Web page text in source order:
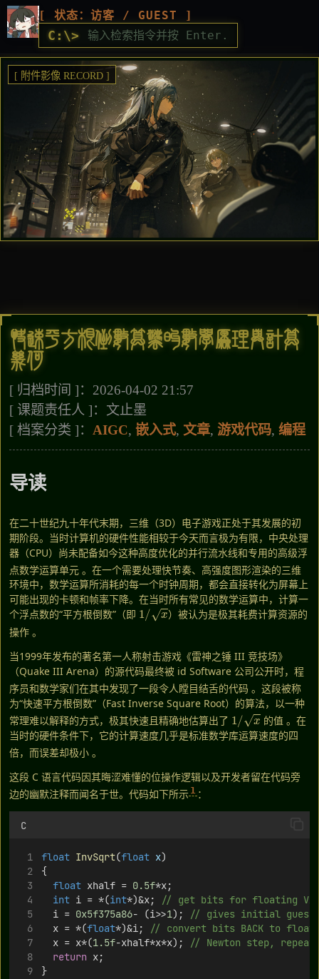
[ 状态：访客 / GUEST ]
C:\>
[ 附件影像 RECORD ]
快速平方根倒数算法的数学原理与计算
几何
[ 归档时间 ]：2026-04-02 21:57
[ 课题责任人 ]：文止墨
[ 档案分类 ]： AIGC, 嵌入式, 文章, 游戏代码, 编程
导读
在二十世纪九十年代末期，三维（3D）电子游戏正处于其发展的初
期阶段。当时计算机的硬件性能相较于今天而言极为有限，中央处理
器（CPU）尚未配备如今这种高度优化的并行流水线和专用的高级浮
点数学运算单元 。在一个需要处理快节奏、高强度图形渲染的三维
环境中，数学运算所消耗的每一个时钟周期，都会直接转化为屏幕上
可能出现的卡顿和帧率下降。在当时所有常见的数学运算中，计算一
个浮点数的“平方根倒数”（即
1/x
）被认为是极其耗费计算资源的
操作 。
当1999年发布的著名第一人称射击游戏《雷神之锤 III 竞技场》
（Quake III Arena）的源代码最终被 id Software 公司公开时，程
序员和数学家们在其中发现了一段令人瞠目结舌的代码 。这段被称
为“快速平方根倒数”（Fast Inverse Square Root）的算法，以一种
常理难以解释的方式，极其快速且精确地估算出了
1/x
的值。在
当时的硬件条件下，它的计算速度几乎是标准数学库运算速度的四
倍，而误差却极小 。
这段 C 语言代码因其晦涩难懂的位操作逻辑以及开发者留在代码旁
边的幽默注释而闻名于世。代码如下所示 1 ：
C
float InvSqrt(float x)
{
float xhalf = 0.5f*x;
int i = *(int*)&x; // get bits for floating
	i =
0x5f375a86- (i>>1); // gives initial guess
	x = *(
float*)&i; // convert bits BACK to float
	x = x*(
1.5f-xhalf*x*x); // Newton step,
return x;
}